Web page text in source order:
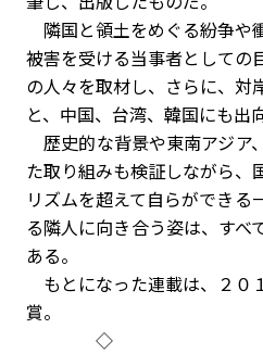
隣国と領土をめぐる紛争や
被害を受ける当事者としての
の人々を取材し、さらに、対
と、中国、台湾、韓国にも出
歴史的な背景や東南アジア
た取り組みも検証しながら、
リズムを超えて自らができる
る隣人に向き合う姿は、すべ
ある。
もとになった連載は、２０
賞。
◇